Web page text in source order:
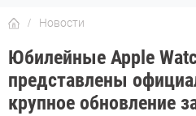
Новости
Юбилейные Apple
представлены
крупное обновление